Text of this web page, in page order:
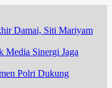
Damai, Siti Mariyam
Media Sinergi Jaga
Polri Dukung